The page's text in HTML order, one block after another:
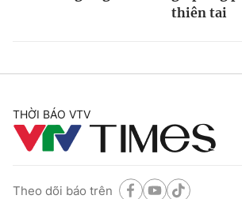
thiên tai
THỜI BÁO VTV
Theo dõi báo trên